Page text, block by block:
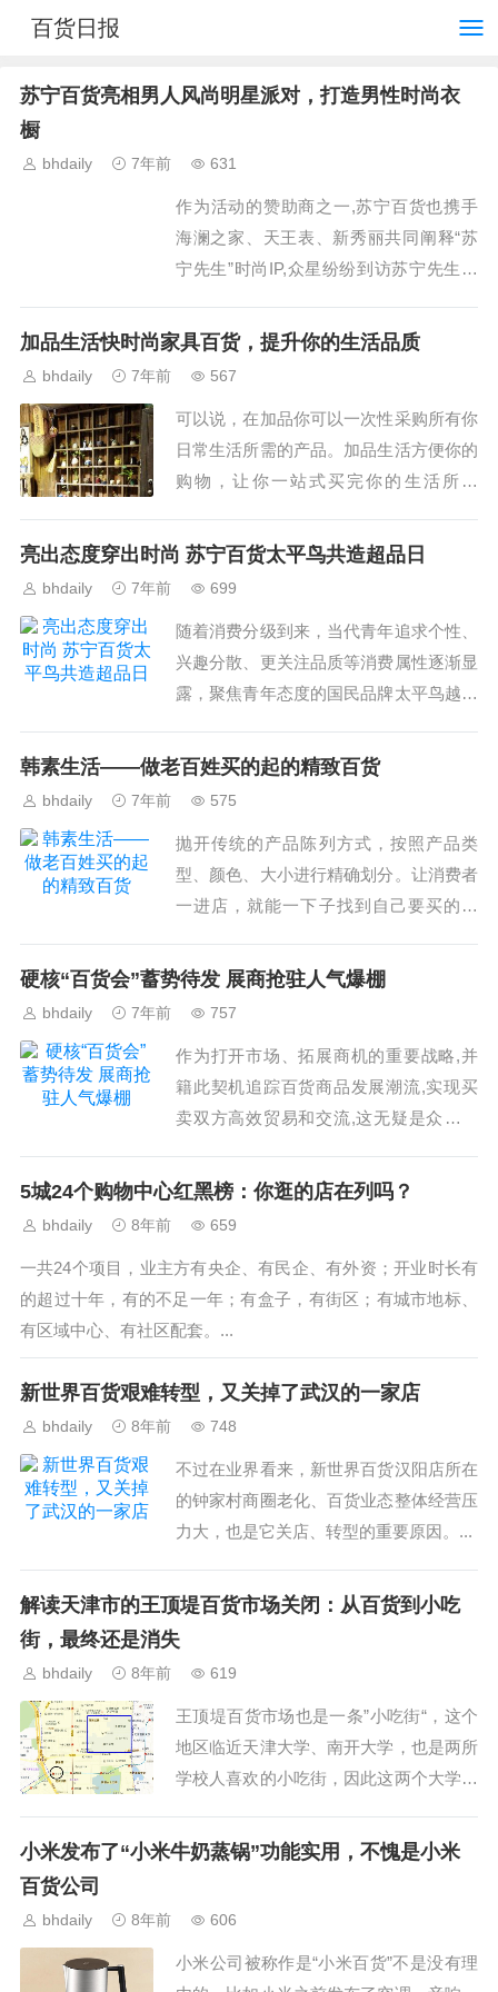
百货日报
苏宁百货亮相男人风尚明星派对，打造男性时尚衣
橱
bhdaily 7年前 631
作为活动的赞助商之一,苏宁百货也携手
海澜之家、天王表、新秀丽共同阐释“苏
宁先生”时尚IP,众星纷纷到访苏宁先生展
动。...
加品生活快时尚家具百货，提升你的生活品质
bhdaily 7年前 567
可以说，在加品你可以一次性采购所有你
日常生活所需的产品。加品生活方便你的
购物，让你一站式买完你的生活所需
亮出态度穿出时尚 苏宁百货太平鸟共造超品日
bhdaily 7年前 699
随着消费分级到来，当代青年追求个性、
兴趣分散、更关注品质等消费属性逐渐显
露，聚焦青年态度的国民品牌太平鸟越来
出时尚的首选品牌。...
韩素生活——做老百姓买的起的精致百货
bhdaily 7年前 575
抛开传统的产品陈列方式，按照产品类
型、颜色、大小进行精确划分。让消费者
一进店，就能一下子找到自己要买的东
硬核“百货会”蓄势待发 展商抢驻人气爆棚
bhdaily 7年前 757
作为打开市场、拓展商机的重要战略,并
籍此契机追踪百货商品发展潮流,实现买
卖双方高效贸易和交流,这无疑是众多百
择。...
5城24个购物中心红黑榜：你逛的店在列吗？
bhdaily 8年前 659
一共24个项目，业主方有央企、有民企、有外资；开业时长有
的超过十年，有的不足一年；有盒子，有街区；有城市地标、
有区域中心、有社区配套。...
新世界百货艰难转型，又关掉了武汉的一家店
bhdaily 8年前 748
不过在业界看来，新世界百货汉阳店所在
的钟家村商圈老化、百货业态整体经营压
力大，也是它关店、转型的重要原因。...
解读天津市的王顶堤百货市场关闭：从百货到小吃
街，最终还是消失
bhdaily 8年前 619
王顶堤百货市场也是一条”小吃街“，这个
地区临近天津大学、南开大学，也是两所
学校人喜欢的小吃街，因此这两个大学很
的回忆。...
小米发布了“小米牛奶蒸锅”功能实用，不愧是小米
百货公司
bhdaily 8年前 606
小米公司被称作是“小米百货”不是没有理